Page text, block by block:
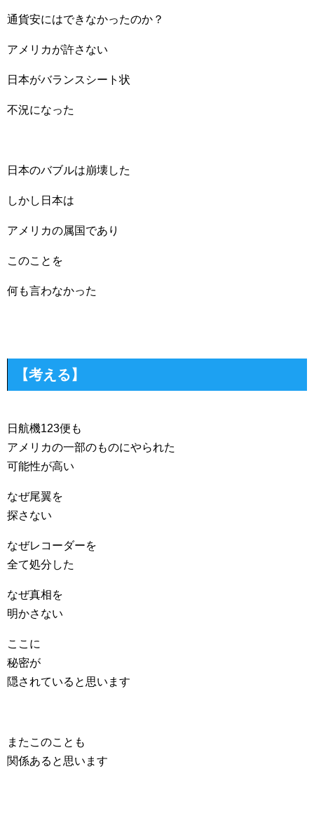
通貨安にはできなかったのか？
アメリカが許さない
日本がバランスシート状
不況になった
日本のバブルは崩壊した
しかし日本は
アメリカの属国であり
このことを
何も言わなかった
【考える】
日航機123便も
アメリカの一部のものにやられた
可能性が高い
なぜ尾翼を
探さない
なぜレコーダーを
全て処分した
なぜ真相を
明かさない
ここに
秘密が
隠されていると思います
またこのことも
関係あると思います